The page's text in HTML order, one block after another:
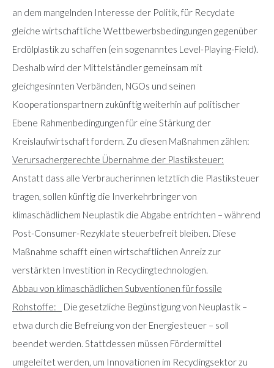
an dem mangelnden Interesse der Politik, für Recyclate
gleiche wirtschaftliche Wettbewerbsbedingungen gegenüber
Erdölplastik zu schaffen (ein sogenanntes Level-Playing-Field).
Deshalb wird der Mittelständler gemeinsam mit
gleichgesinnten Verbänden, NGOs und seinen
Kooperationspartnern zukünftig weiterhin auf politischer
Ebene Rahmenbedingungen für eine Stärkung der
Kreislaufwirtschaft fordern. Zu diesen Maßnahmen zählen:
Verursachergerechte Übernahme der Plastiksteuer:
Anstatt dass alle Verbraucherinnen letztlich die Plastiksteuer
tragen, sollen künftig die Inverkehrbringer von
klimaschädlichem Neuplastik die Abgabe entrichten – während
Post-Consumer-Rezyklate steuerbefreit bleiben. Diese
Maßnahme schafft einen wirtschaftlichen Anreiz zur
verstärkten Investition in Recyclingtechnologien.
Abbau von klimaschädlichen Subventionen für fossile
Rohstoffe:
Die gesetzliche Begünstigung von Neuplastik –
etwa durch die Befreiung von der Energiesteuer – soll
beendet werden. Stattdessen müssen Fördermittel
umgeleitet werden, um Innovationen im Recyclingsektor zu